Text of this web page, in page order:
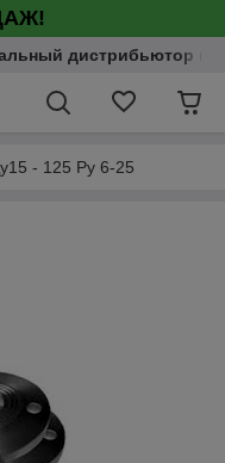
дистрибьютор
- 125 Ру 6-25